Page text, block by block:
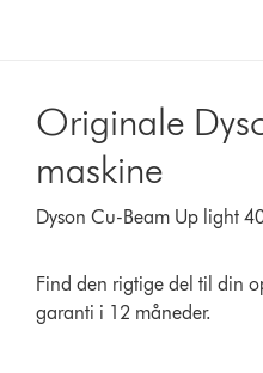
Originale
maskine
Dyson Cu-Beam Up light
Find den rigtige del til din
garanti i 12 måneder.